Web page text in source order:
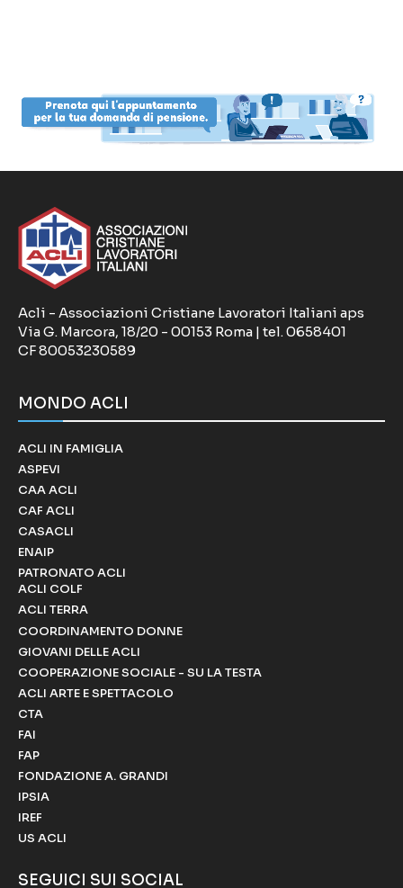
Acli - Associazioni Cristiane Lavoratori Italiani aps
Via G. Marcora, 18/20 - 00153 Roma | tel. 0658401
CF 80053230589
MONDO ACLI
ACLI IN FAMIGLIA
ASPEVI
CAA ACLI
CAF ACLI
CASACLI
ENAIP
PATRONATO ACLI
ACLI COLF
ACLI TERRA
COORDINAMENTO DONNE
GIOVANI DELLE ACLI
COOPERAZIONE SOCIALE - SU LA TESTA
ACLI ARTE E SPETTACOLO
CTA
FAI
FAP
FONDAZIONE A. GRANDI
IPSIA
IREF
US ACLI
SEGUICI SUI SOCIAL